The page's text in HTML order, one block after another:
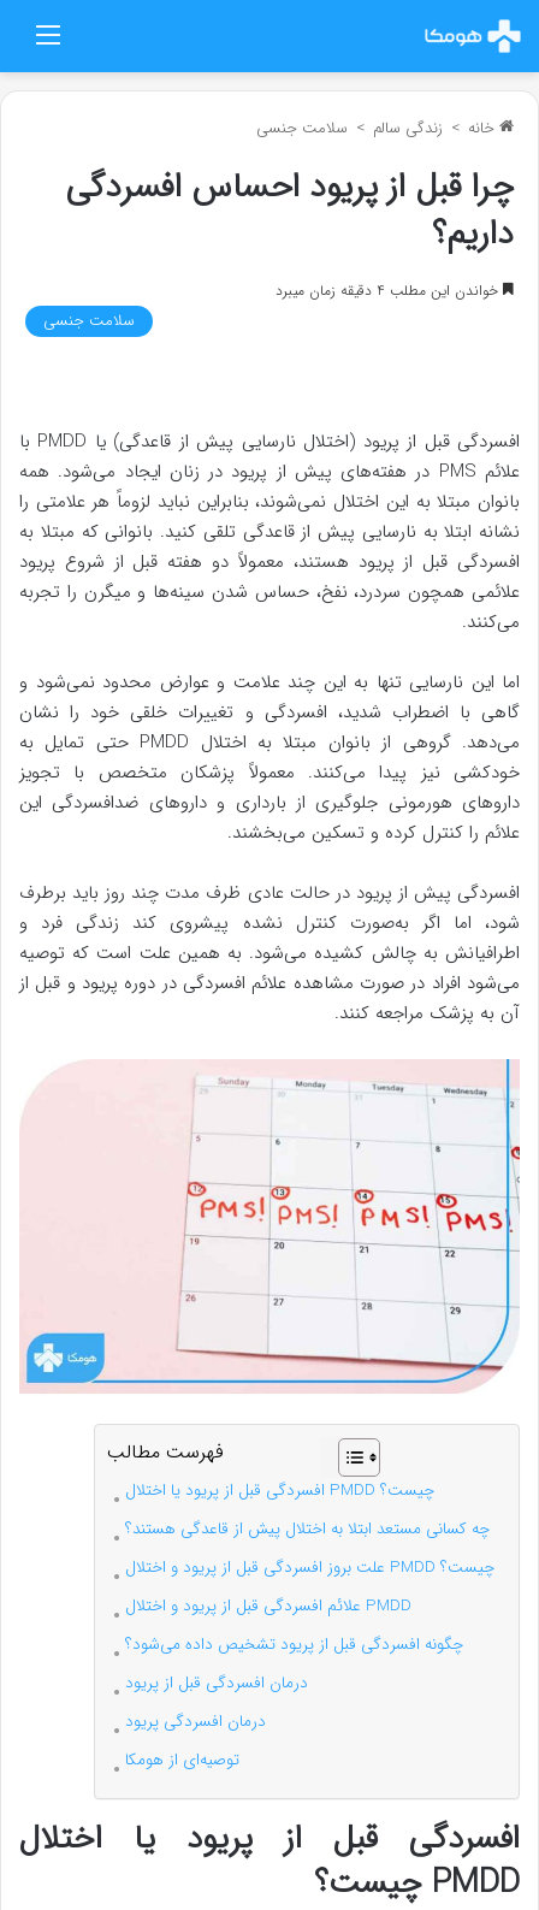
خانه > زندگی سالم > سلامت جنسی
چرا قبل از پریود احساس افسردگی
داریم؟
خواندن این مطلب 4 دقیقه زمان میبرد
سلامت جنسی
افسردگی قبل از پریود (اختلال نارسایی پیش از قاعدگی) یا PMDD با
علائم PMS در هفته‌های پیش از پریود در زنان ایجاد می‌شود. همه
بانوان مبتلا به این اختلال نمی‌شوند، بنابراین نباید لزوماً هر علامتی را
نشانه ابتلا به نارسایی پیش از قاعدگی تلقی کنید. بانوانی که مبتلا به
افسردگی قبل از پریود هستند، معمولاً دو هفته قبل از شروع پریود
علائمی همچون سردرد، نفخ، حساس شدن سینه‌ها و میگرن را تجربه
می‌کنند.
اما این نارسایی تنها به این چند علامت و عوارض محدود نمی‌شود و
گاهی با اضطراب شدید، افسردگی و تغییرات خلقی خود را نشان
می‌دهد. گروهی از بانوان مبتلا به اختلال PMDD حتی تمایل به
خودکشی نیز پیدا می‌کنند. معمولاً پزشکان متخصص با تجویز
داروهای هورمونی جلوگیری از بارداری و داروهای ضدافسردگی این
علائم را کنترل کرده و تسکین می‌بخشند.
افسردگی پیش از پریود در حالت عادی ظرف مدت چند روز باید برطرف
شود، اما اگر به‌صورت کنترل نشده پیشروی کند زندگی فرد و
اطرافیانش به چالش کشیده می‌شود. به همین علت است که توصیه
می‌شود افراد در صورت مشاهده علائم افسردگی در دوره پریود و قبل از
آن به پزشک مراجعه کنند.
فهرست مطالب
افسردگی قبل از پریود یا اختلال PMDD چیست؟
چه کسانی مستعد ابتلا به اختلال پیش از قاعدگی هستند؟
علت بروز افسردگی قبل از پریود و اختلال PMDD چیست؟
علائم افسردگی قبل از پریود و اختلال PMDD
چگونه افسردگی قبل از پریود تشخیص داده می‌شود؟
درمان افسردگی قبل از پریود
درمان افسردگی پریود
توصیه‌ای از هومکا
افسردگی قبل از پریود یا اختلال
PMDD چیست؟